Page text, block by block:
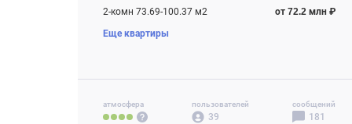
2-комн 73.69-100.37 м2 от 72.2 млн ₽
3-комн 96.45-149.04 м2
Еще квартиры
атмосфера пользователей
39
сообщений
181